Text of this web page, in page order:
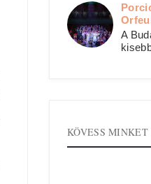
A
KÖVESS MINKET